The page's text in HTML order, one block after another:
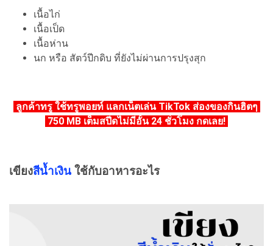
เนื้อไก่
เนื้อเป็ด
เนื้อห่าน
นก หรือ สัตว์ปีกดิบ ที่ยังไม่ผ่านการปรุงสุก
ลูกค้าทรู ใช้ทรูพอยท์ แลกเน็ตเล่น TikTok ส่องของกินฮิตๆ
750 MB เต็มสปีดไม่มีอั้น 24 ชั่วโมง กดเลย!
เขียงสีน้ำเงิน ใช้กับอาหารอะไร